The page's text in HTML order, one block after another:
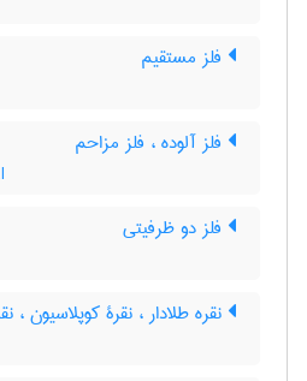
فلز مستقیم
فلز آلوده ، فلز مزاحم
فلز دو ظرفیتی
نقره طلادار ، نقرۀ کوپلاسیون ،